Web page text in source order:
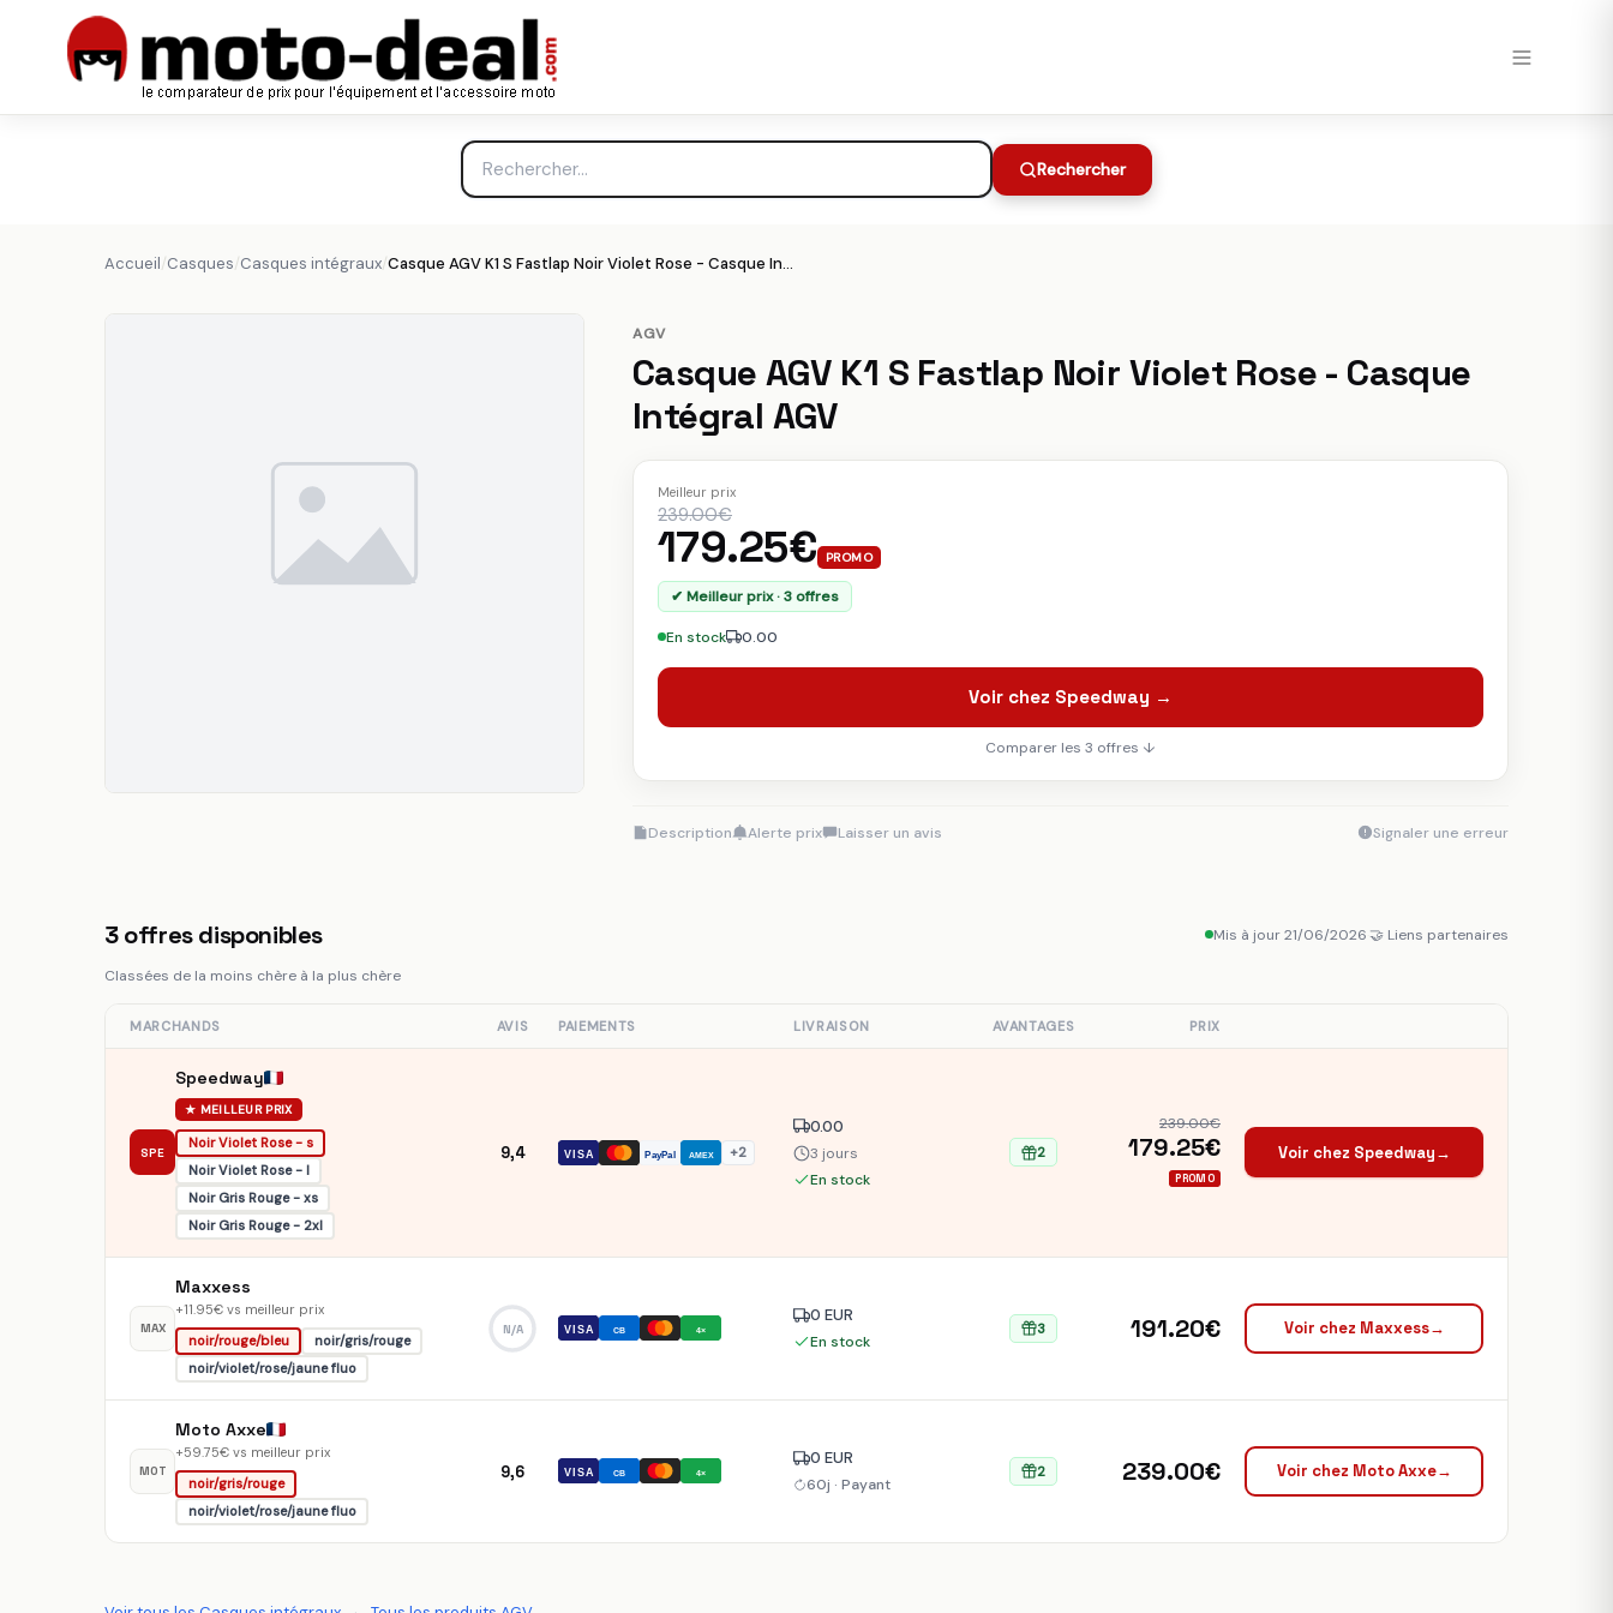
Rechercher
Accueil/Casques/Casques intégraux/ Casque AGV K1 S Fastlap Noir Violet Rose - Casque Intégral AGV
Casque AGV K1 S Fastlap Noir Violet Rose - Casque Intégral AGV
AGV
Casque AGV K1 S Fastlap Noir Violet Rose - Casque
Intégral AGV
Meilleur prix
239.00€
179.25€ PROMO
✔ Meilleur prix · 3 offres
En stock 0.00
Voir chez Speedway →
Comparer les 3 offres ↓
Description Alerte prix Laisser un avis Signaler une erreur
3 offres disponibles Mis à jour 21/06/2026🤝 Liens partenaires
Classées de la moins chère à la plus chère
MARCHANDS AVIS PAIEMENTS LIVRAISON AVANTAGES PRIX
SPE
Speedway
★ MEILLEUR PRIX
Noir Violet Rose - s
Noir Violet Rose - l
Noir Gris Rouge - xs
Noir Gris Rouge - 2xl
9,4 VISA PayPal AMEX +2
0.00
3 jours
En stock
2
239.00€
179.25€
PROMO
Voir chez Speedway→
MAX
Maxxess
+11.95€ vs meilleur prix
noir/rouge/bleu
noir/gris/rouge
noir/violet/rose/jaune fluo
N/A VISA CB 4×
0 EUR
En stock
3 191.20€ Voir chez Maxxess→
MOT
Moto Axxe
+59.75€ vs meilleur prix
noir/gris/rouge
noir/violet/rose/jaune fluo
9,6 VISA CB 4×
0 EUR
60j · Payant
2 239.00€ Voir chez Moto Axxe→